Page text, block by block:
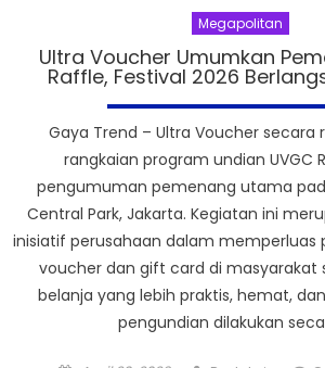
Megapolitan
Ultra Voucher Umumkan
Raffle, Festival 2026
Gaya Trend – Ultra Voucher secara
rangkaian program undian UVGC
pengumuman pemenang utama
Central Park, Jakarta. Kegiatan ini
inisiatif perusahaan dalam memperluas
voucher dan gift card di masyarakat
belanja yang lebih praktis, hemat,
pengundian dilakukan